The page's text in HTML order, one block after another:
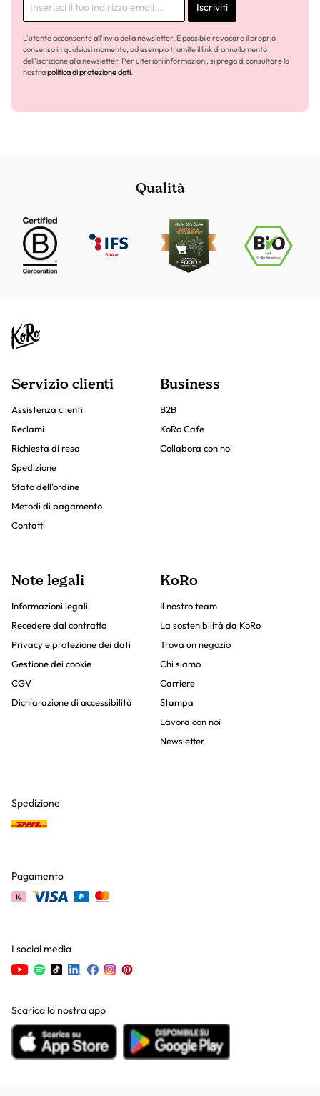
Iscriviti
L'utente acconsente all'invio della newsletter. È possibile revocare il proprio
consenso in qualsiasi momento, ad esempio tramite il link di annullamento
dell'iscrizione alla newsletter. Per ulteriori informazioni, si prega di consultare la
nostrapolitica di protezione dati.
Qualità
Servizio clienti
Assistenza clienti
Reclami
Richiesta di reso
Spedizione
Stato dell'ordine
Metodi di pagamento
Contatti
Business
B2B
KoRo Cafe
Collabora con noi
Note legali
Informazioni legali
Recedere dal contratto
Privacy e protezione dei dati
Gestione dei cookie
CGV
Dichiarazione di accessibilità
KoRo
Il nostro team
La sostenibilità da KoRo
Trova un negozio
Chi siamo
Carriere
Stampa
Lavora con noi
Newsletter
Spedizione
Pagamento
I social media
Scarica la nostra app